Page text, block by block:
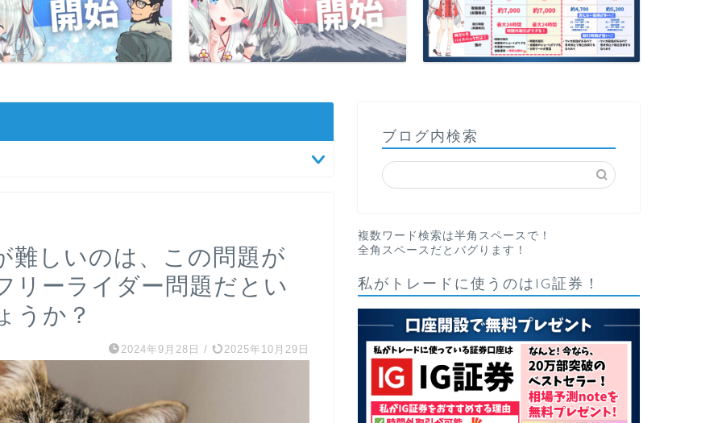
難しいのは、この問題が
リーライダー問題だとい
うか？
2024年9月28日 / 2025年10月29日
ブログ内検索
複数ワード検索は半角スペースで！
全角スペースだとバグります！
私がトレードに使うのはIG証券！